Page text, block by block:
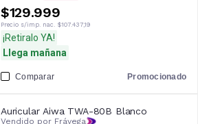
$129.999
Precio s/imp. nac. $107.437,19
¡Retiralo YA!
Llega mañana
Comparar Promocionado
Auricular Aiwa TWA-80B Blanco
Vendido por Frávega